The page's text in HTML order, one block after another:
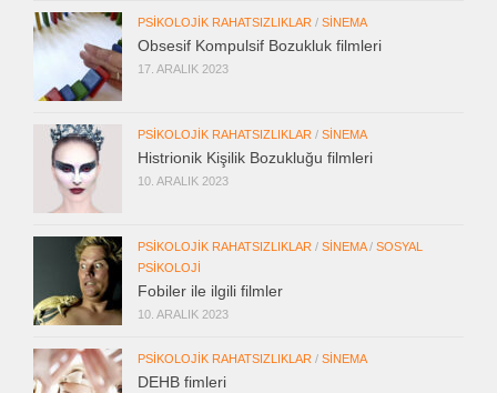
PSIKOLOJIK RAHATSIZLIKLAR / SINEMA
Obsesif Kompulsif Bozukluk filmleri
17. ARALIK 2023
PSIKOLOJIK RAHATSIZLIKLAR / SINEMA
Histrionik Kişilik Bozukluğu filmleri
10. ARALIK 2023
PSIKOLOJIK RAHATSIZLIKLAR / SINEMA/ SOSYAL
PSIKOLOJI
Fobiler ile ilgili filmler
10. ARALIK 2023
PSIKOLOJIK RAHATSIZLIKLAR / SINEMA
DEHB fimleri